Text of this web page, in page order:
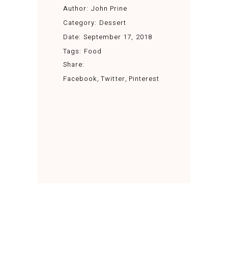
Author: John Prine
Category: Dessert
Date: September 17, 2018
Tags: Food
Share:
Facebook Twitter Pinterest